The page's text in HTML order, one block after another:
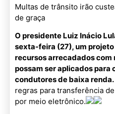
Multas de trânsito irão
de graça
O presidente Luiz Inácio
sexta-feira (27), um
recursos arrecadados
possam ser aplicados para
condutores de baixa renda.
regras para transferência
por meio eletrônico.